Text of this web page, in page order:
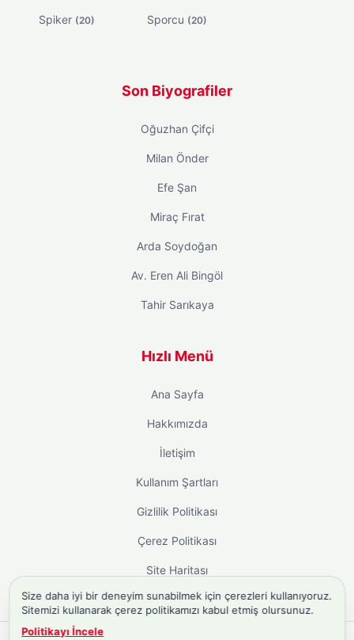
Spiker (20) Sporcu (20)
Son Biyografiler
Oğuzhan Çifçi
Milan Önder
Efe Şan
Miraç Fırat
Arda Soydoğan
Av. Eren Ali Bingöl
Tahir Sarıkaya
Hızlı Menü
Ana Sayfa
Hakkımızda
İletişim
Kullanım Şartları
Gizlilik Politikası
Çerez Politikası
Site Haritası
Size daha iyi bir deneyim sunabilmek için çerezleri kullanıyoruz.
Sitemizi kullanarak çerez politikamızı kabul etmiş olursunuz.
Politikayı İncele